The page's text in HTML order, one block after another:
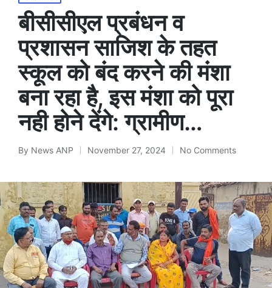
in
बीसीसीएल प्रबंधन व
प्रशासन साजिश के तहत
स्कूल को बंद करने की मंशा
बना रहा है, इस मंशा को पूरा
नही होने देंगे: ग्रामीण…
Posted
By News ANP November 27, 2024 No Comments